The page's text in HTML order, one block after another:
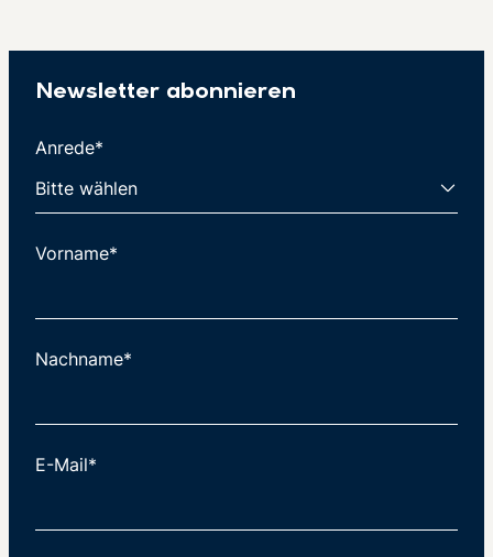
Newsletter abonnieren
Anrede*
Vorname*
Nachname*
E-Mail*